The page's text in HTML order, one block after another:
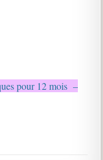
pour 12 mois –